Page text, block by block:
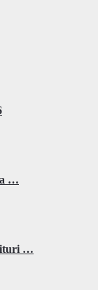
a …
…